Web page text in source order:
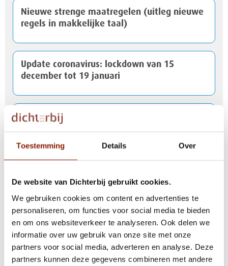
Toestemming Details Over
De website van Dichterbij gebruikt cookies.
We gebruiken cookies om content en advertenties te
personaliseren, om functies voor social media te bieden
en om ons websiteverkeer te analyseren. Ook delen we
informatie over uw gebruik van onze site met onze
partners voor social media, adverteren en analyse. Deze
partners kunnen deze gegevens combineren met andere
Nieuwe strenge maatregelen (uitleg nieuwe
regels in makkelijke taal)
Update coronavirus: lockdown van 15
december tot 19 januari
Met een dispenser doet Marijke zelf de
Portrettenbundel Naasten in beeld
Veranderingen door nieuwe tijdelijke
coronawet